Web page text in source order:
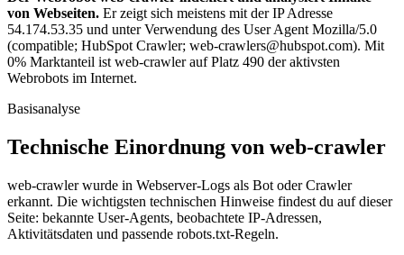
von Webseiten. Er zeigt sich meistens mit der IP Adresse
54.174.53.35 und unter Verwendung des User Agent Mozilla/5.0
(compatible; HubSpot Crawler; web-crawlers@hubspot.com). Mit
0% Marktanteil ist web-crawler auf Platz 490 der aktivsten
Webrobots im Internet.
Basisanalyse
Technische Einordnung von web-crawler
web-crawler wurde in Webserver-Logs als Bot oder Crawler
erkannt. Die wichtigsten technischen Hinweise findest du auf dieser
Seite: bekannte User-Agents, beobachtete IP-Adressen,
Aktivitätsdaten und passende robots.txt-Regeln.